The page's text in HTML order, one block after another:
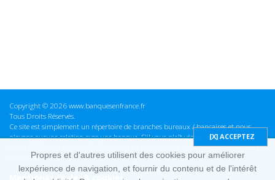
Copyright © 2026 www.banquesenfrance.fr
Tous Droits Réservés.
Ce site est simplement un répertoire de branches bureaux / bancaires et nous
n'avons aucune relation avec une banque. S'il vous plaît vérifier ces informations
avant d'effectuer toute opération, nous ne sommes pas responsables des erreurs
ou des omissions dans les informations que nous fournissons.
Mentions Légales & cookies
Propres et d'autres utilisent des cookies pour améliorer
lexpérience de navigation, et fournir du contenu et de l'intérêt